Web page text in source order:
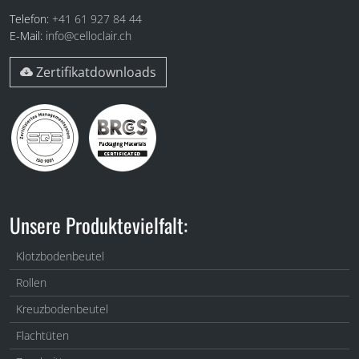
Telefon: +41 61 927 84 44
E-Mail: info@celloclair.ch
Zertifikatdownloads
Unsere Produktevielfalt:
Klotzbodenbeutel
Rollen
Kreuzbodenbeutel
Flachtüten